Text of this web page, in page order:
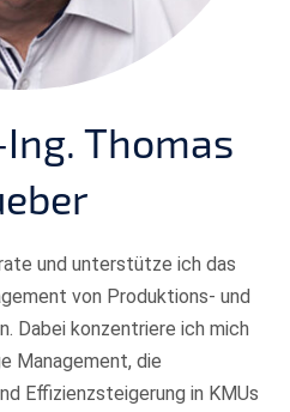
Thomas
und unterstütze ich das
von Produktions- und
Dabei konzentriere ich mich
Management, die
Effizienzsteigerung in KMUs